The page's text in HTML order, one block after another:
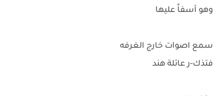
وهو أسفاً عليها
سمع اصوات خارج الغرفه
فتذك-ر عائلة هند